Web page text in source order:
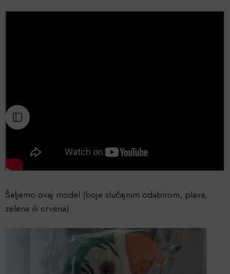
Šaljemo ovaj model (boje slučajnim odabirom, plava,
zelena ili crvena):